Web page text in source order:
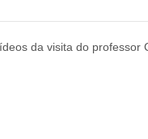
da visita do professor